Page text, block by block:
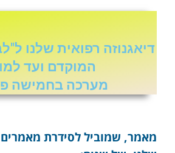
דיאגנוזה רפואית שלנו
המוקדם ועד
מערכה בחמישה
מאמר, שמוביל לסידרת